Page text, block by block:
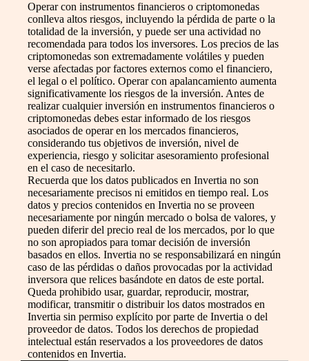
Operar con instrumentos financieros o criptomonedas
conlleva altos riesgos, incluyendo la pérdida de parte o la
totalidad de la inversión, y puede ser una actividad no
recomendada para todos los inversores. Los precios de las
criptomonedas son extremadamente volátiles y pueden
verse afectadas por factores externos como el financiero,
el legal o el político. Operar con apalancamiento aumenta
significativamente los riesgos de la inversión. Antes de
realizar cualquier inversión en instrumentos financieros o
criptomonedas debes estar informado de los riesgos
asociados de operar en los mercados financieros,
considerando tus objetivos de inversión, nivel de
experiencia, riesgo y solicitar asesoramiento profesional
en el caso de necesitarlo.
Recuerda que los datos publicados en Invertia no son
necesariamente precisos ni emitidos en tiempo real. Los
datos y precios contenidos en Invertia no se proveen
necesariamente por ningún mercado o bolsa de valores, y
pueden diferir del precio real de los mercados, por lo que
no son apropiados para tomar decisión de inversión
basados en ellos. Invertia no se responsabilizará en ningún
caso de las pérdidas o daños provocadas por la actividad
inversora que relices basándote en datos de este portal.
Queda prohibido usar, guardar, reproducir, mostrar,
modificar, transmitir o distribuir los datos mostrados en
Invertia sin permiso explícito por parte de Invertia o del
proveedor de datos. Todos los derechos de propiedad
intelectual están reservados a los proveedores de datos
contenidos en Invertia.